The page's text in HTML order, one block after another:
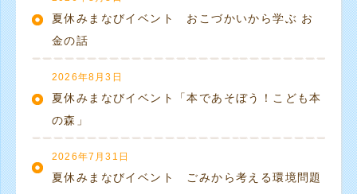
夏休みまなびイベント おこづかいから学ぶ お
金の話
2026年8月3日
夏休みまなびイベント「本であそぼう！こども本
の森」
2026年7月31日
夏休みまなびイベント ごみから考える環境問題